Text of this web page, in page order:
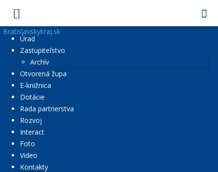
Bratislavskykraj.sk
Úrad
Zastupiteľstvo
Archív
Otvorená župa
E-knižnica
Dotácie
Rada partnerstva
Rozvoj
Interact
Foto
Video
Kontakty